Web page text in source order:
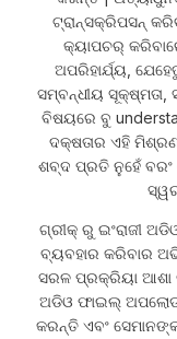
ଟ୍ରାନ୍ସକ୍ରିପସନ୍
କ୍ୟାପଚର୍
ଅପରିହାର୍ଯ୍ୟ,
ସମ୍ବନ୍ଧୀୟ ସୂକ୍ଷ୍ମତା,
ବିଷୟରେ ବୁ
ଦକ୍ଷତାର ଏହି
ଶବ୍ଦ ପ୍ରତି ନୁହେଁ ବରଂ
ଗ୍ରୀକ୍ ରୁ ଇଂରାଜୀ
ବ୍ୟବହାର କରିବାର
ସରଳ ପ୍ରକ୍ରିୟା ଆଶା
ଅଡିଓ ଫାଇଲ୍
କରନ୍ତି ଏବଂ